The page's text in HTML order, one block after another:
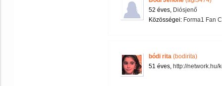
52 éves, Diósjenő
Közösségei: Forma1 Fan
bódi rita (bodirita)
51 éves, http://network.hu/